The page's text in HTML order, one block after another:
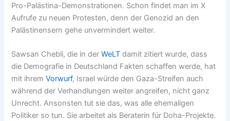
Pro-Palästina-Demonstrationen. Schon findet man im X
Aufrufe zu neuen Protesten, denn der Genozid an den
Palästinensern gehe unvermindert weiter.
Sawsan Chebli, die in derWeLT damit zitiert wurde, dass
die Demografie in Deutschland Fakten schaffen werde, hat
mit ihremVorwurf, Israel würde den Gaza-Streifen auch
während der Verhandlungen weiter angreifen, nicht ganz
Unrecht. Ansonsten tut sie das, was alle ehemaligen
Politiker so tun. Sie arbeitet als Beraterin für Doha-Projekte.